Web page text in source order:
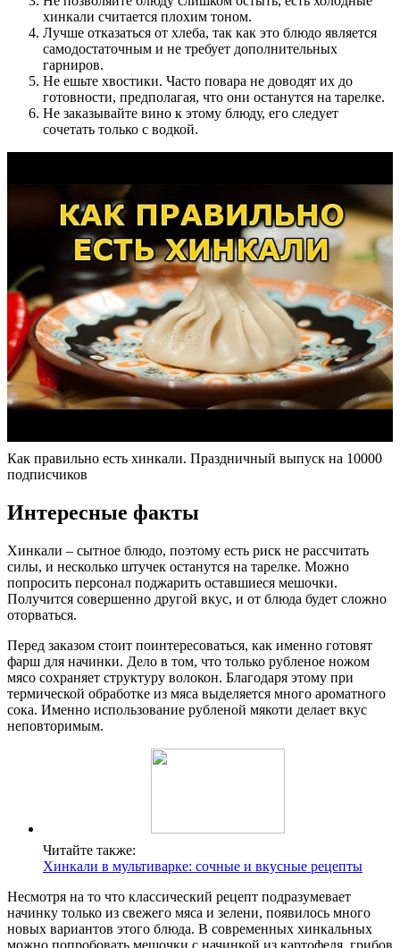
хинкали считается плохим тоном.
Лучше отказаться от хлеба, так как это блюдо является
самодостаточным и не требует дополнительных
гарниров.
Не ешьте хвостики. Часто повара не доводят их до
готовности, предполагая, что они останутся на тарелке.
Не заказывайте вино к этому блюду, его следует
сочетать только с водкой.
Как правильно есть хинкали. Праздничный выпуск на 10000
подписчиков
Интересные факты
Хинкали – сытное блюдо, поэтому есть риск не рассчитать
силы, и несколько штучек останутся на тарелке. Можно
попросить персонал поджарить оставшиеся мешочки.
Получится совершенно другой вкус, и от блюда будет сложно
оторваться.
Перед заказом стоит поинтересоваться, как именно готовят
фарш для начинки. Дело в том, что только рубленое ножом
мясо сохраняет структуру волокон. Благодаря этому при
термической обработке из мяса выделяется много ароматного
сока. Именно использование рубленой мякоти делает вкус
неповторимым.
Читайте также:
Хинкали в мультиварке: сочные и вкусные рецепты
Несмотря на то что классический рецепт подразумевает
начинку только из свежего мяса и зелени, появилось много
новых вариантов этого блюда. В современных хинкальных
можно попробовать мешочки с начинкой из картофеля, грибов